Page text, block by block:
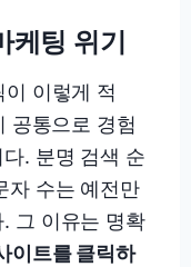
팅 위기
이 이렇게 적
공통으로 경험
. 분명 검색 순
자 수는 예전만
그 이유는 명확
이트를 클릭하